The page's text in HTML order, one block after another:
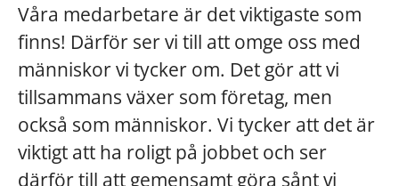
Våra medarbetare är det viktigaste som
finns! Därför ser vi till att omge oss med
människor vi tycker om. Det gör att vi
tillsammans växer som företag, men
också som människor. Vi tycker att det är
viktigt att ha roligt på jobbet och ser
därför till att gemensamt göra sånt vi